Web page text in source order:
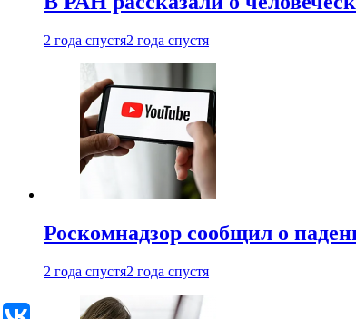
2 года спустя2 года спустя
Роскомнадзор сообщил о
2 года спустя2 года спустя